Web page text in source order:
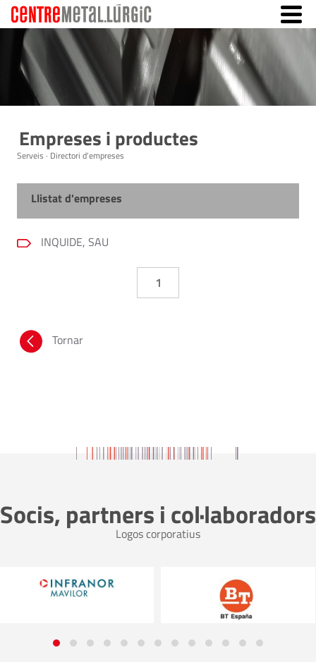
Empreses i productes
Serveis · Directori d'empreses
Llistat d'empreses
INQUIDE, SAU
1
Tornar
Socis, partners i col·laboradors
Logos corporatius